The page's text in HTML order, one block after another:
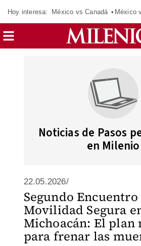
Hoy interesa: México vs Canadá México
Noticias de Pasos
en Milenio
22.05.2026/
Segundo Encuentro
Movilidad Segura
Michoacán: El plan
para frenar las